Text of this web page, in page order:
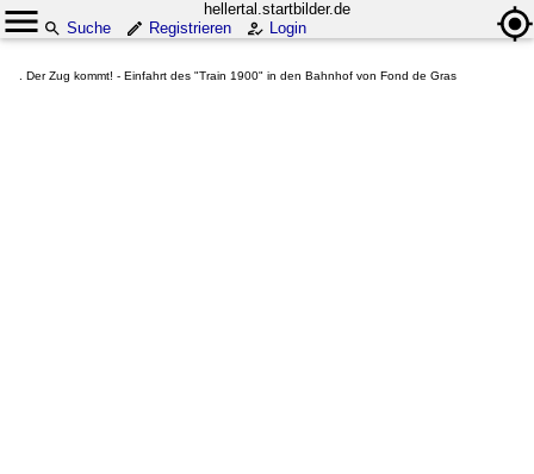
hellertal.startbilder.de
Suche
Registrieren Login
. Der Zug kommt! - Einfahrt des "Train 1900" in den Bahnhof von Fond de Gras